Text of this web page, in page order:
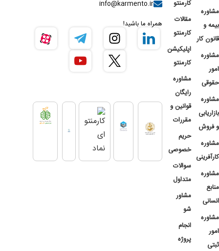
مشاوره
بیمه و
قانون کار
مشاوره
امور
حقوقی
مشاوره
بازاریابی
و فروش
مشاوره
کارآفرینی
مشاوره
منابع
انسانی
مشاوره
امور
ثبتی
کارمنتو
مقالات
کارمنتو
اپلیکیشن
کارمنتو
مشاوره
رایگان
قوانین و
مقررات
حریم
خصوصی
سوالات
متداول
مشاور
شو
انجام
پروژه
info@karmento.ir
همراه ما باشید!